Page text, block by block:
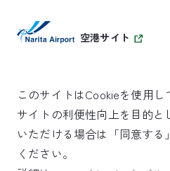
空港サイト
SKYTRAX
5スターエアポート
このサイトはCookieを使用し
サイトの利便性向上を目的と
いただける場合は「同意す
ください。